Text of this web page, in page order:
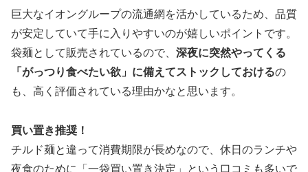
巨大なイオングループの流通網を活かしているため、品質
が安定していて手に入りやすいのが嬉しいポイントです。
袋麺として販売されているので、 深夜に突然やってくる
「がっつり食べたい欲」に備えてストックしておけるの
も、高く評価されている理由かなと思います。
買い置き推奨！
チルド麺と違って消費期限が長めなので、休日のランチや
夜食のために「一袋買い置き決定」という口コミも多いで